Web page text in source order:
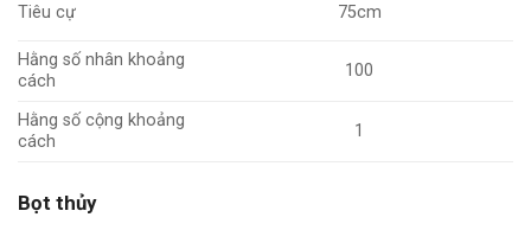
Tiêu cự 75cm
Hằng số nhân khoảng
cách
100
Hằng số cộng khoảng
cách
1
Bọt thủy